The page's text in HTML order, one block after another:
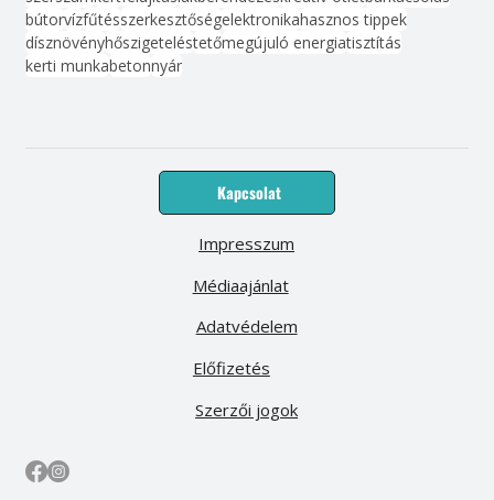
bútorvízfűtésszerkesztőségelektronikahasznos tippek
dísznövényhőszigeteléstetőmegújuló energiatisztítás
kerti munkabetonnyár
Kapcsolat
Médiaajánlat
Előfizetés
Impresszum
Adatvédelem
Szerzői jogok